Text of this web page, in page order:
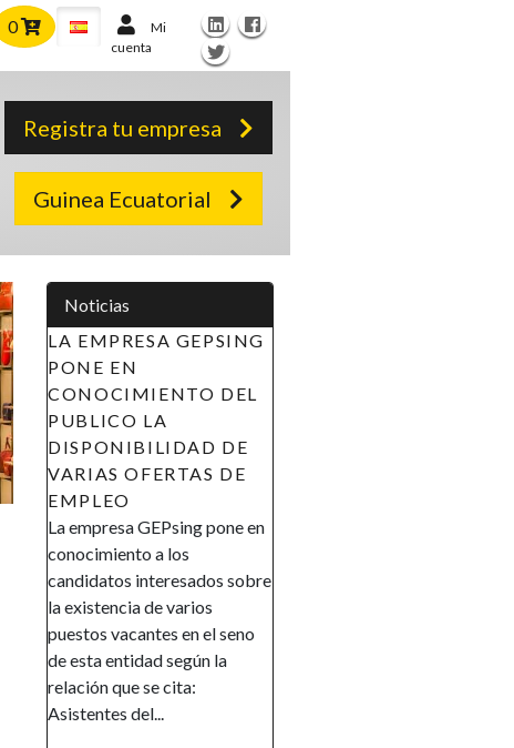
0
Mi
cuenta
Registra tu empresa
Guinea Ecuatorial
Noticias
LA EMPRESA GEPSING
PONE EN
CONOCIMIENTO DEL
PUBLICO LA
DISPONIBILIDAD DE
VARIAS OFERTAS DE
EMPLEO
La empresa GEPsing pone en
conocimiento a los
candidatos interesados sobre
la existencia de varios
puestos vacantes en el seno
de esta entidad según la
relación que se cita:
Asistentes del...